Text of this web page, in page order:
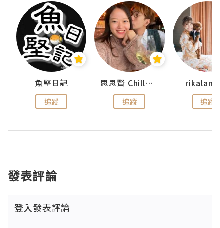
魚堅日記
追蹤
思思賢 ChillMyBabe
追蹤 追蹤
發表評論
登入發表評論